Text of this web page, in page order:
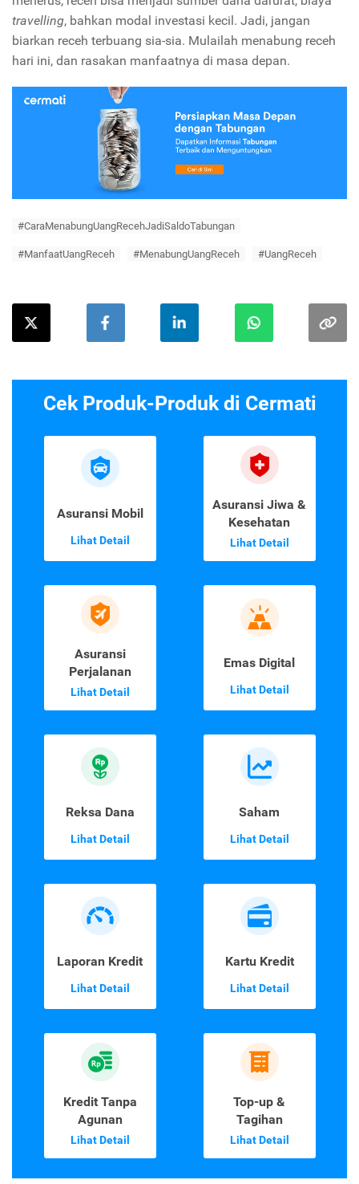
travelling, bahkan modal investasi kecil. Jadi, jangan
biarkan receh terbuang sia-sia. Mulailah menabung receh
hari ini, dan rasakan manfaatnya di masa depan.
#CaraMenabungUangRecehJadiSaldoTabungan
#ManfaatUangReceh #MenabungUangReceh #UangReceh
Cek Produk-Produk di Cermati
Asuransi Mobil
Lihat Detail
Asuransi Jiwa &
Kesehatan
Lihat Detail
Asuransi
Perjalanan
Lihat Detail
Emas Digital
Lihat Detail
Reksa Dana
Lihat Detail
Saham
Lihat Detail
Laporan Kredit
Lihat Detail
Kartu Kredit
Lihat Detail
Kredit Tanpa
Agunan
Lihat Detail
Top-up &
Tagihan
Lihat Detail